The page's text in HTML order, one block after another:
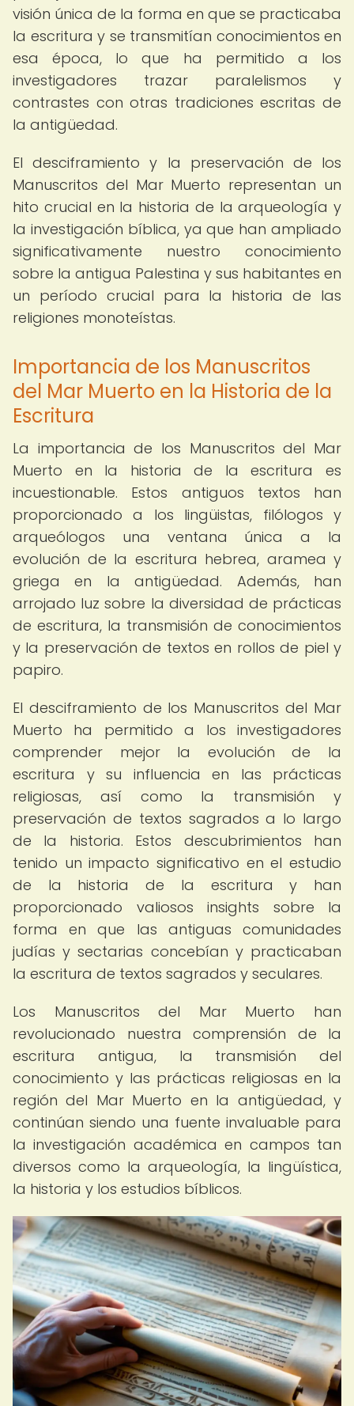
visión única de la forma en que se practicaba
la escritura y se transmitían conocimientos en
esa época, lo que ha permitido a los
investigadores trazar paralelismos y
contrastes con otras tradiciones escritas de
la antigüedad.
El desciframiento y la preservación de los
Manuscritos del Mar Muerto representan un
hito crucial en la historia de la arqueología y
la investigación bíblica, ya que han ampliado
significativamente nuestro conocimiento
sobre la antigua Palestina y sus habitantes en
un período crucial para la historia de las
religiones monoteístas.
Importancia de los Manuscritos
del Mar Muerto en la Historia de la
Escritura
La importancia de los Manuscritos del Mar
Muerto en la historia de la escritura es
incuestionable. Estos antiguos textos han
proporcionado a los lingüistas, filólogos y
arqueólogos una ventana única a la
evolución de la escritura hebrea, aramea y
griega en la antigüedad. Además, han
arrojado luz sobre la diversidad de prácticas
de escritura, la transmisión de conocimientos
y la preservación de textos en rollos de piel y
papiro.
El desciframiento de los Manuscritos del Mar
Muerto ha permitido a los investigadores
comprender mejor la evolución de la
escritura y su influencia en las prácticas
religiosas, así como la transmisión y
preservación de textos sagrados a lo largo
de la historia. Estos descubrimientos han
tenido un impacto significativo en el estudio
de la historia de la escritura y han
proporcionado valiosos insights sobre la
forma en que las antiguas comunidades
judías y sectarias concebían y practicaban
la escritura de textos sagrados y seculares.
Los Manuscritos del Mar Muerto han
revolucionado nuestra comprensión de la
escritura antigua, la transmisión del
conocimiento y las prácticas religiosas en la
región del Mar Muerto en la antigüedad, y
continúan siendo una fuente invaluable para
la investigación académica en campos tan
diversos como la arqueología, la lingüística,
la historia y los estudios bíblicos.